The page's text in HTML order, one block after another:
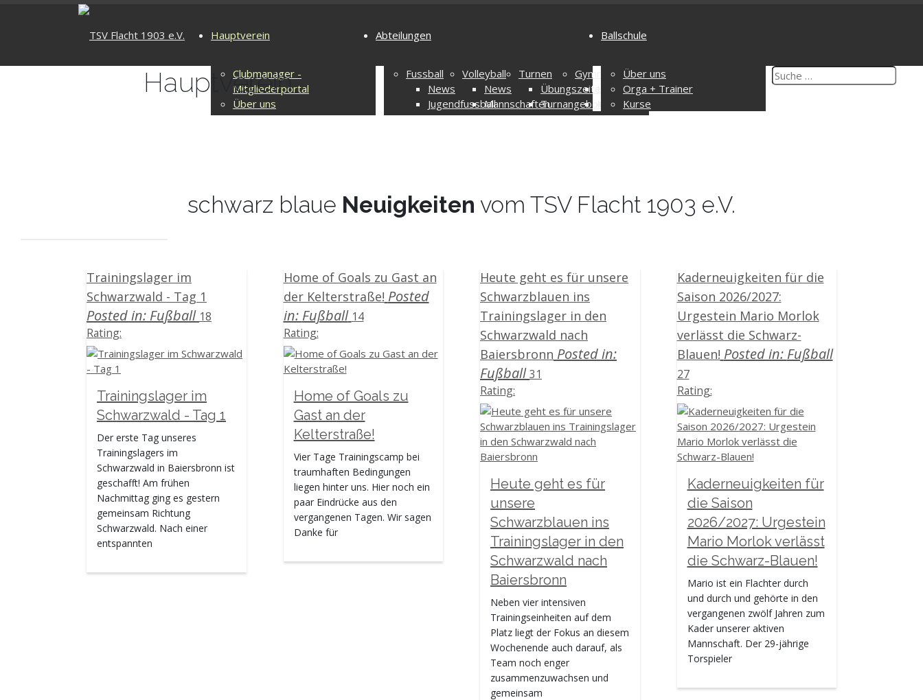
Hauptverein
Clubmanager -
Mitgliederportal
Über uns
Downloads
Abteilungen
Fussball
News
Jugendfussball
Trainingszeiten
Mannschaften
Trainingszeiten
Herren 2022/2023
Herren 2021/2022
Herren 2020/2021
Herren 2019/2020
Herren 2018/2019
Herren 2017/2018
Herren 2016/2017
Herren 2015/2016
Herren 2014/2015
Damen 2014/2015
Sportblättle
Gedächtnisturnier
Turnier 2025
Turnier 2024
Turnier 2023
Turnier 2022
Turnier 2021
Turnier 2020
Turnier 2019
Turnier 2018
Turnier 2017
Turnier 2016
Turnier 2015
Volleyball
News
Mannschaften
Damen
Herren
Herren 2
U17 weiblich
U16 weiblich
U15 weiblich
U13 weiblich
Beachvolleyball
Unsere
Spielhallen
Sponsoren
Abteilungsleitung
&
-
posten
Turnen
Übungszeiten
Turnangebot
Kontakt
Gymnastik
Übungszeiten
Kontakt
Ballschule
Über uns
Orga + Trainer
Kurse
Hauptverein
schwarz blaue Neuigkeiten vom TSV Flacht 1903 e.V.
Trainingslager im
Schwarzwald - Tag 1
Posted in: Fußball 18
Rating:
Trainingslager im
Schwarzwald - Tag 1
Der erste Tag unseres
Trainingslagers im
Schwarzwald in Baiersbronn ist
geschafft! Am frühen
Nachmittag ging es gestern
gemeinsam Richtung
Schwarzwald. Nach einer
entspannten
Home of Goals zu Gast an
der Kelterstraße! Posted
in: Fußball 14
Rating:
Home of Goals zu
Gast an der
Kelterstraße!
Vier Tage Trainingscamp bei
traumhaften Bedingungen
liegen hinter uns. Hier noch ein
paar Eindrücke aus den
vergangenen Tagen. Wir sagen
Danke für
Heute geht es für unsere
Schwarzblauen ins
Trainingslager in den
Schwarzwald nach
Baiersbronn Posted in:
Fußball 31
Rating:
Heute geht es für
unsere
Schwarzblauen ins
Trainingslager in den
Schwarzwald nach
Baiersbronn
Neben vier intensiven
Trainingseinheiten auf dem
Platz liegt der Fokus an diesem
Wochenende auch darauf, als
Team noch enger
zusammenzuwachsen und
gemeinsam
Kaderneuigkeiten für die
Saison 2026/2027:
Urgestein Mario Morlok
verlässt die Schwarz-
Blauen! Posted in: Fußball
27
Rating:
Kaderneuigkeiten für
die Saison
2026/2027: Urgestein
Mario Morlok verlässt
die Schwarz-Blauen!
Mario ist ein Flachter durch
und durch und gehörte in den
vergangenen zwölf Jahren zum
Kader unserer aktiven
Mannschaft. Der 29-jährige
Torspieler